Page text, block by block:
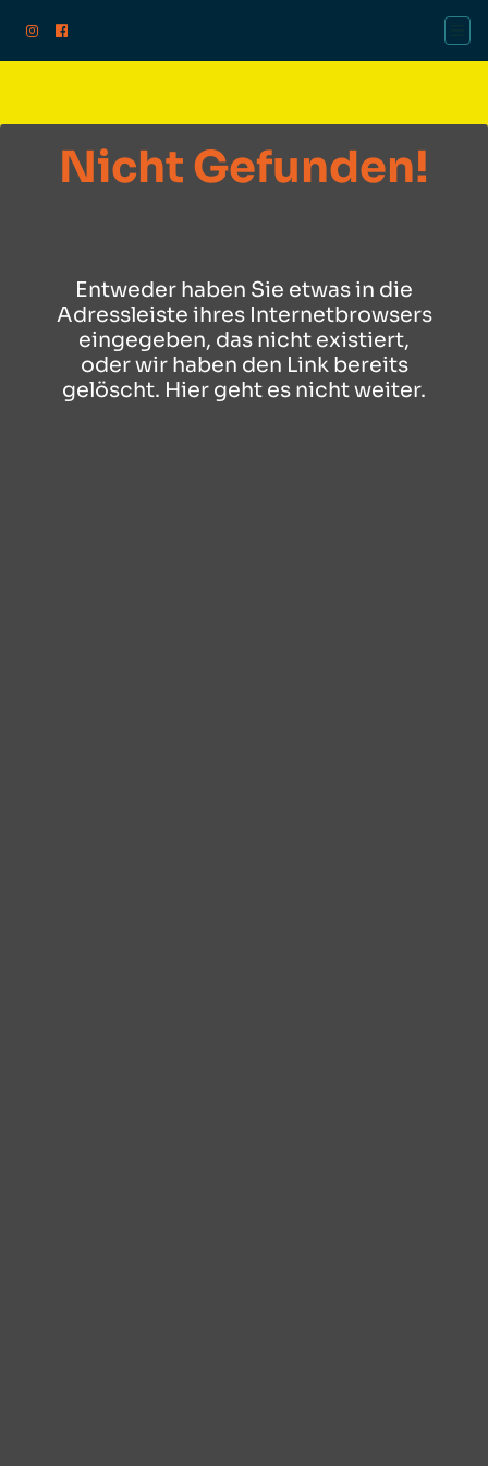
Instagram Globale Mittelhessen
Facebook Globale Mittelhessen
Nicht Gefunden!
Entweder haben Sie etwas in die
Adressleiste ihres Internetbrowsers
eingegeben, das nicht existiert,
oder wir haben den Link bereits
gelöscht. Hier geht es nicht weiter.